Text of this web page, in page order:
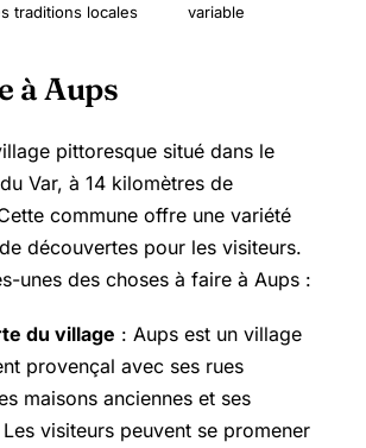
traditions locales
variable
à Aups
pittoresque situé dans le
Var, à 14 kilomètres de
commune offre une variété
découvertes pour les visiteurs.
unes des choses à faire à Aups :
du village : Aups est un village
provençal avec ses rues
maisons anciennes et ses
visiteurs peuvent se promener